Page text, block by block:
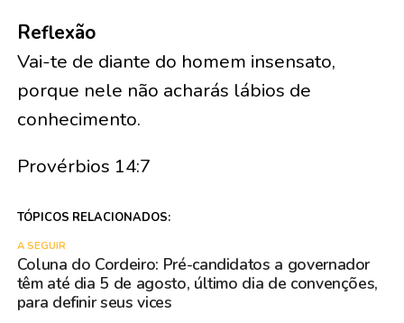
Reflexão
Vai-te de diante do homem insensato,
porque nele não acharás lábios de
conhecimento.
Provérbios 14:7
TÓPICOS RELACIONADOS:
A SEGUIR
Coluna do Cordeiro: Pré-candidatos a governador
têm até dia 5 de agosto, último dia de convenções,
para definir seus vices